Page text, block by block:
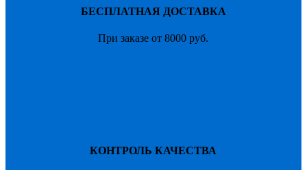
БЕСПЛАТНАЯ ДОСТАВКА
При заказе от 8000 руб.
КОНТРОЛЬ КАЧЕСТВА